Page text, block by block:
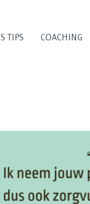
TIPS COACHING